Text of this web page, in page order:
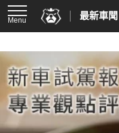
Menu 最新車聞